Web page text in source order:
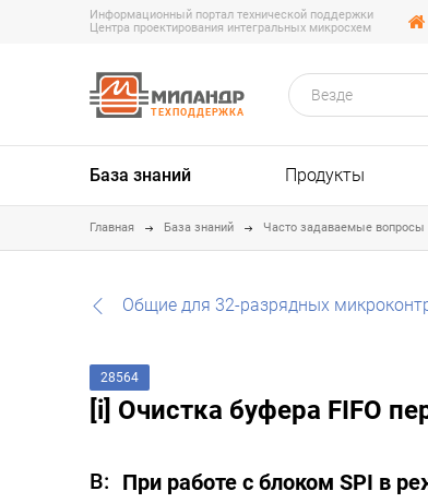
Информационный портал технической поддержки
Центра проектирования интегральных микросхем
ТЕХПОДДЕРЖКА
Везде
База знаний Продукты
Главная База знаний Часто задаваемые вопросы
Общие для 32-разрядных
28564
[i] Очистка буфера FIFO
При работе с блоком SPI в